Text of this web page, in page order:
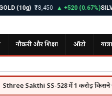
(10g) ₹78,450 ▲ +520 (0.67%)SILVER
नौकरी और शिक्षा ऑटो यात्रा
SS-528 में 1 करोड़ किसने जीता,